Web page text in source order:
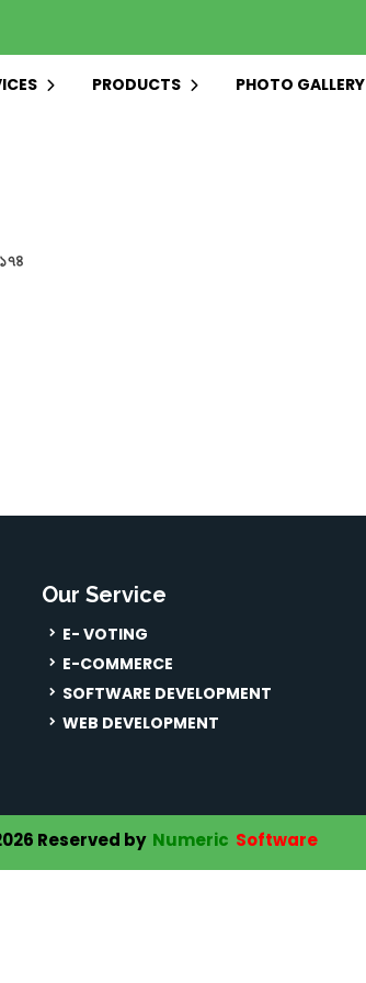
PRODUCTS PHOTO GALLERY
Our Service
E- VOTING
E-COMMERCE
SOFTWARE DEVELOPMENT
WEB DEVELOPMENT
Reserved by Numeric Software